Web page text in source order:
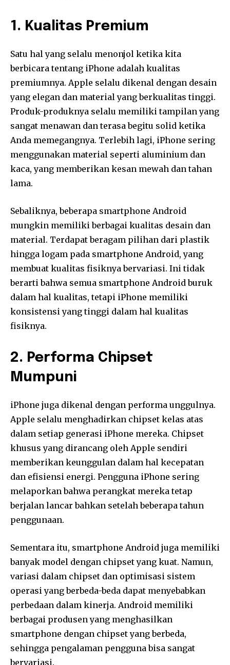
1. Kualitas Premium
Satu hal yang selalu menonjol ketika kita
berbicara tentang iPhone adalah kualitas
premiumnya. Apple selalu dikenal dengan desain
yang elegan dan material yang berkualitas tinggi.
Produk-produknya selalu memiliki tampilan yang
sangat menawan dan terasa begitu solid ketika
Anda memegangnya. Terlebih lagi, iPhone sering
menggunakan material seperti aluminium dan
kaca, yang memberikan kesan mewah dan tahan
lama.
Sebaliknya, beberapa smartphone Android
mungkin memiliki berbagai kualitas desain dan
material. Terdapat beragam pilihan dari plastik
hingga logam pada smartphone Android, yang
membuat kualitas fisiknya bervariasi. Ini tidak
berarti bahwa semua smartphone Android buruk
dalam hal kualitas, tetapi iPhone memiliki
konsistensi yang tinggi dalam hal kualitas
fisiknya.
2. Performa Chipset
Mumpuni
iPhone juga dikenal dengan performa unggulnya.
Apple selalu menghadirkan chipset kelas atas
dalam setiap generasi iPhone mereka. Chipset
khusus yang dirancang oleh Apple sendiri
memberikan keunggulan dalam hal kecepatan
dan efisiensi energi. Pengguna iPhone sering
melaporkan bahwa perangkat mereka tetap
berjalan lancar bahkan setelah beberapa tahun
penggunaan.
Sementara itu, smartphone Android juga memiliki
banyak model dengan chipset yang kuat. Namun,
variasi dalam chipset dan optimisasi sistem
operasi yang berbeda-beda dapat menyebabkan
perbedaan dalam kinerja. Android memiliki
berbagai produsen yang menghasilkan
smartphone dengan chipset yang berbeda,
sehingga pengalaman pengguna bisa sangat
bervariasi.